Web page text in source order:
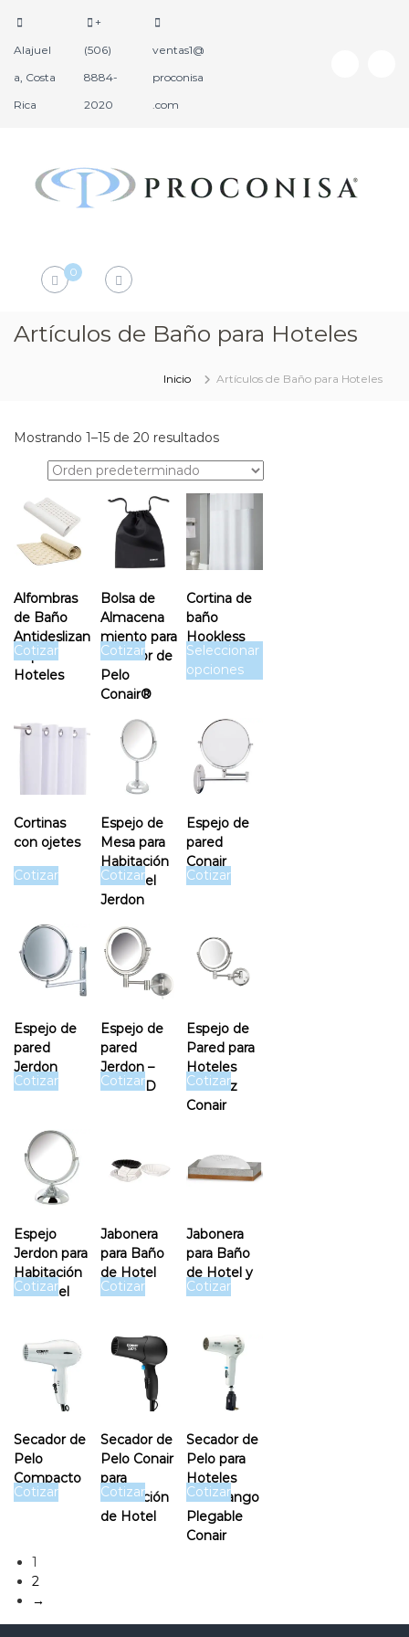
Alajuel
a, Costa
Rica
+
(506)
8884-
2020
ventas1@
proconisa
.com
0
Artículos de Baño para Hoteles
Inicio Artículos de Baño para Hoteles
Mostrando 1–15 de 20 resultados
Alfombras
de Baño
Antideslizan
te para
Hoteles
Cotizar
Bolsa de
Almacena
miento para
Secador de
Pelo
Conair®
Cotizar
Cortina de
baño
Hookless
Seleccionar
opciones
Cortinas
con ojetes
Cotizar
Espejo de
Mesa para
Habitación
de Hotel
Jerdon
Cotizar
Espejo de
pared
Conair
Cotizar
Espejo de
pared
Jerdon
Cotizar
Espejo de
pared
Jerdon –
Luz LED
Cotizar
Espejo de
Pared para
Hoteles
con Luz
Conair
Cotizar
Espejo
Jerdon para
Habitación
de Hotel
Cotizar
Jabonera
para Baño
de Hotel
Cotizar
Jabonera
para Baño
de Hotel y
Airbnb
Cotizar
Secador de
Pelo
Compacto
Conair
Cotizar
Secador de
Pelo Conair
para
Habitación
de Hotel
Cotizar
Secador de
Pelo para
Hoteles
con Mango
Plegable
Conair
Cotizar
1
2
→